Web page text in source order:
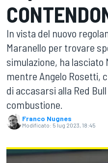
MOTOGP
WRC
In vista del nuovo
Maranello per trovare
simulazione, ha lasciato
mentre Angelo Rosetti,
di accasarsi alla Red
combustione.
Franco Nugnes
Modificato: 5 lug 2023, 18:45